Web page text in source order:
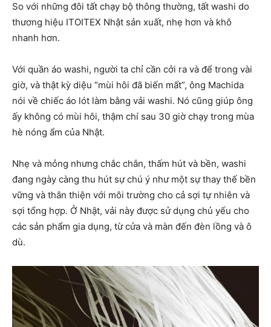
So với những đôi tất chạy bộ thông thường, tất washi do
thương hiệu ITOITEX Nhật sản xuất, nhẹ hơn và khô
nhanh hơn.
Với quần áo washi, người ta chỉ cần cởi ra và để trong vài
giờ, và thật kỳ diệu “mùi hôi đã biến mất”, ông Machida
nói về chiếc áo lót làm bằng vải washi. Nó cũng giúp ông
ấy không có mùi hôi, thậm chí sau 30 giờ chạy trong mùa
hè nóng ẩm của Nhật.
Nhẹ và mỏng nhưng chắc chắn, thấm hút và bền, washi
đang ngày càng thu hút sự chú ý như một sự thay thế bền
vững và thân thiện với môi trường cho cả sợi tự nhiên và
sợi tổng hợp. Ở Nhật, vải này được sử dụng chủ yếu cho
các sản phẩm gia dụng, từ cửa và màn đến đèn lồng và ô
dù.